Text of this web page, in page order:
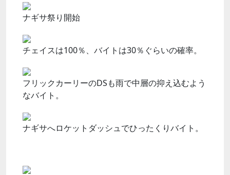
ナギサ祭り開始
チェイスは100％、バイトは30％ぐらいの確率。
フリックカーリーのDSも雨で中層の抑え込むよう
なバイト。
ナギサへロケットダッシュでひったくりバイト。